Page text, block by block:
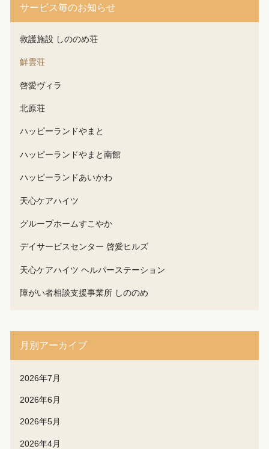
サービス毎のお知らせ
救護施設 しののめ荘
鮮雲荘
啓愛ヴィラ
北原荘
ハッピーランドやまと
ハッピーランドやまと南館
ハッピーランドあいかわ
天心ケアハイツ
グループホームすこやか
デイサービスセンター 啓愛ヒルズ
天心ケアハイツ ヘルパーステーション
障がい者相談支援事業所 しののめ
月別アーカイブ
2026年7月
2026年6月
2026年5月
2026年4月